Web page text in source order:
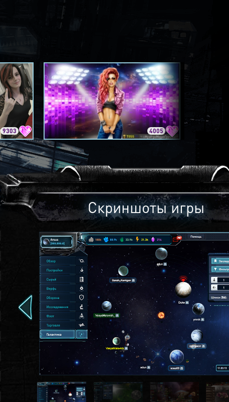
9303 4005
Скриншоты игры